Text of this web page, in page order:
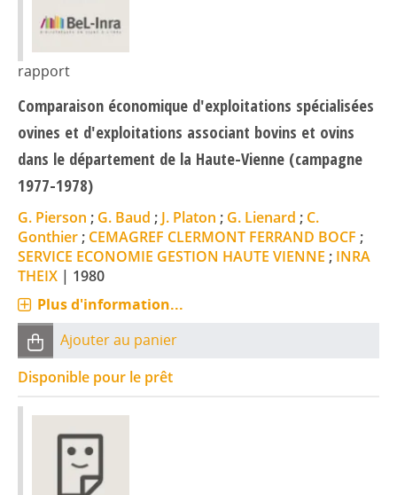
rapport
Comparaison économique d'exploitations spécialisées
ovines et d'exploitations associant bovins et ovins
dans le département de la Haute-Vienne (campagne
1977-1978)
G. Pierson ; G. Baud ; J. Platon ; G. Lienard ; C.
Gonthier ; CEMAGREF CLERMONT FERRAND BOCF ;
SERVICE ECONOMIE GESTION HAUTE VIENNE ; INRA
THEIX | 1980
Plus d'information...
Ajouter au panier
Disponible pour le prêt